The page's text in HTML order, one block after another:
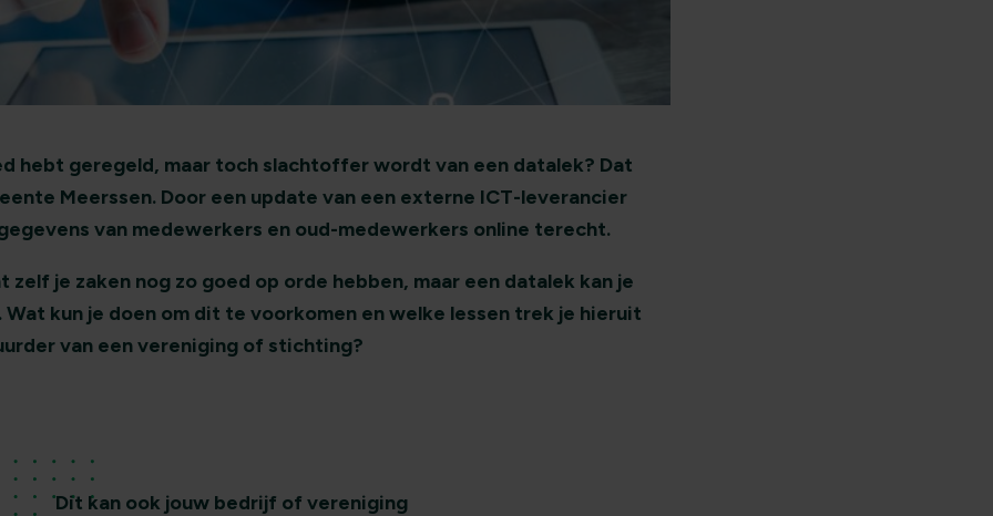
hebt geregeld, maar toch slachtoffer wordt van een datalek? Dat
Meerssen. Door een update van een externe ICT-leverancier
van medewerkers en oud-medewerkers online terecht.
zelf je zaken nog zo goed op orde hebben, maar een datalek kan je
Wat kun je doen om dit te voorkomen en welke lessen trek je hieruit
van een vereniging of stichting?
Dit kan ook jouw bedrijf of vereniging